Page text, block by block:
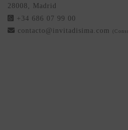
28008, Madrid
+34 686 07 99 00
contacto@invitadisima.com